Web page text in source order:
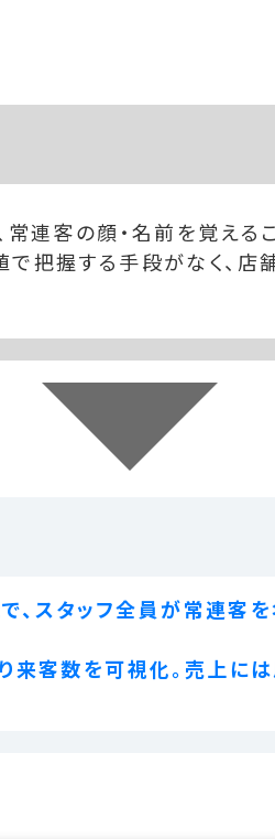
常連客の顔・名前を覚える
で把握する手段がなく、
スタッフ全員が常連客
来客数を可視化。売上に